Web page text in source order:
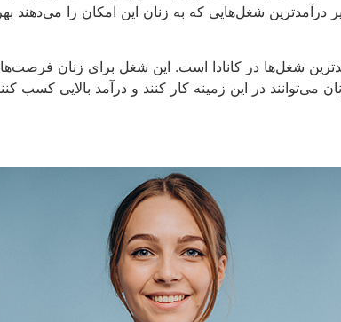
درآمدترین شغل‌هایی که به زنان این امکان را می‌دهند
شغل‌ها در کانادا است. این شغل برای زنان